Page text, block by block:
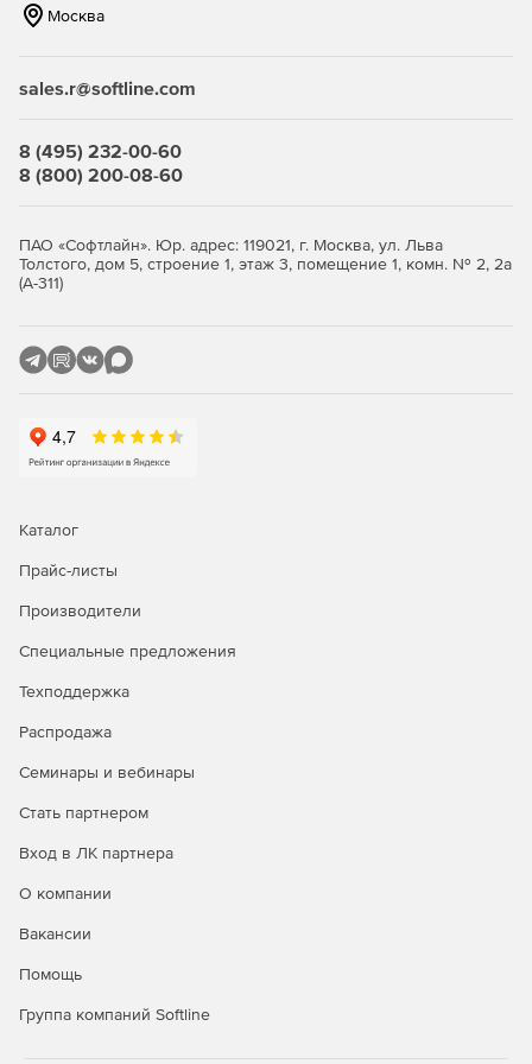
Создание иерархических моделей с возможностью
Онлайн-руководство пользователя.
Встроенный интерпретатор Си.
Москва
sales.r@softline.com
8 (495) 232-00-60
8 (800) 200-08-60
ПАО «Софтлайн». Юр. адрес: 119021, г. Москва, ул. Льва
Толстого, дом 5, строение 1, этаж 3, помещение 1, комн. № 2, 2а
(А-311)
Каталог
Прайс-листы
Производители
Специальные предложения
Техподдержка
Распродажа
Семинары и вебинары
Стать партнером
Вход в ЛК партнера
О компании
Вакансии
Помощь
Группа компаний Softline